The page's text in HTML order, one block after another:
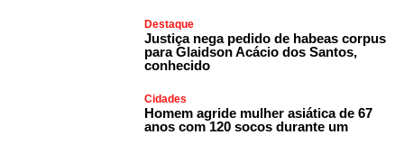
Destaque
Justiça nega pedido de habeas corpus
para Glaidson Acácio dos Santos,
conhecido
Cidades
Homem agride mulher asiática de 67
anos com 120 socos durante um